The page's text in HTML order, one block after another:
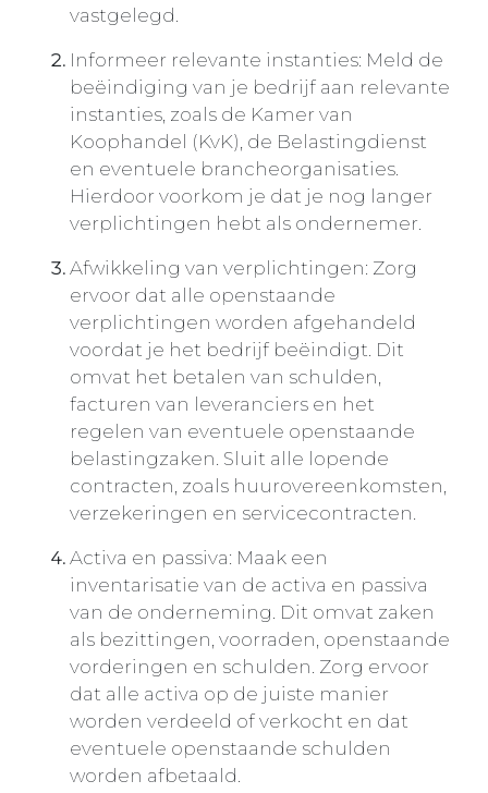
vastgelegd.
Informeer relevante instanties: Meld de
beëindiging van je bedrijf aan relevante
instanties, zoals de Kamer van
Koophandel (KvK), de Belastingdienst
en eventuele brancheorganisaties.
Hierdoor voorkom je dat je nog langer
verplichtingen hebt als ondernemer.
Afwikkeling van verplichtingen: Zorg
ervoor dat alle openstaande
verplichtingen worden afgehandeld
voordat je het bedrijf beëindigt. Dit
omvat het betalen van schulden,
facturen van leveranciers en het
regelen van eventuele openstaande
belastingzaken. Sluit alle lopende
contracten, zoals huurovereenkomsten,
verzekeringen en servicecontracten.
Activa en passiva: Maak een
inventarisatie van de activa en passiva
van de onderneming. Dit omvat zaken
als bezittingen, voorraden, openstaande
vorderingen en schulden. Zorg ervoor
dat alle activa op de juiste manier
worden verdeeld of verkocht en dat
eventuele openstaande schulden
worden afbetaald.